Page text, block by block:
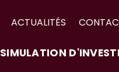
ACTUALITÉS
SIMULATION